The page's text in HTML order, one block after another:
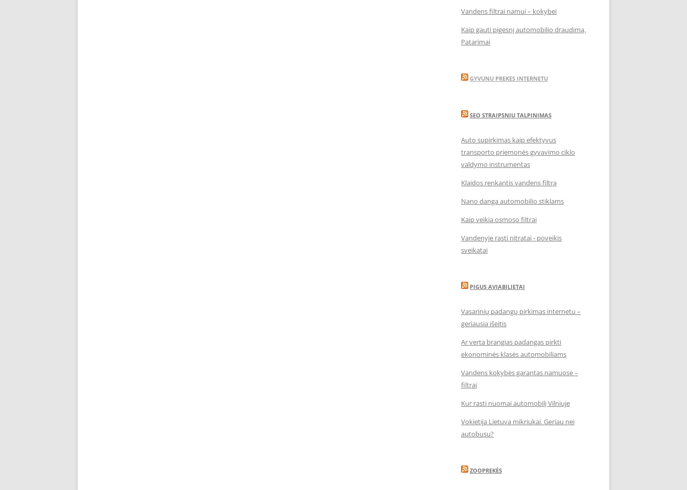
Vandens filtrai namui – kokybei
Kaip gauti pigesnį automobilio draudimą.
Patarimai
GYVUNU PREKES INTERNETU
SEO STRAIPSNIU TALPINIMAS
Auto supirkimas kaip efektyvus
transporto priemonės gyvavimo ciklo
valdymo instrumentas
Klaidos renkantis vandens filtrą
Nano danga automobilio stiklams
Kaip veikia osmoso filtrai
Vandenyje rasti nitratai - poveikis
sveikatai
PIGUS AVIABILIETAI
Vasarinių padangų pirkimas internetu –
geriausia išeitis
Ar verta brangias padangas pirkti
ekonominės klasės automobiliams
Vandens kokybės garantas namuose –
filtrai
Kur rasti nuomai automobilį Vilniuje
Vokietija Lietuva mikriukai. Geriau nei
autobusu?
ZOOPREKĖS